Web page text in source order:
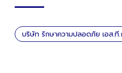
บริษัท รักษาความปลอดภัย เอส.ที.